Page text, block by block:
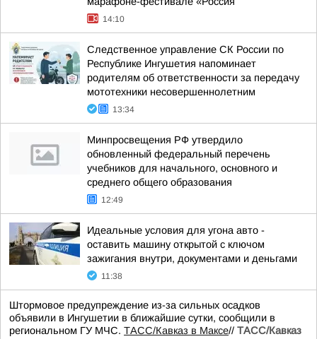
14:10
Следственное управление СК России по
Республике Ингушетия напоминает
родителям об ответственности за передачу
мототехники несовершеннолетним
13:34
Минпросвещения РФ утвердило
обновленный федеральный перечень
учебников для начального, основного и
среднего общего образования
12:49
Идеальные условия для угона авто -
оставить машину открытой с ключом
зажигания внутри, документами и деньгами
11:38
Штормовое предупреждение из-за сильных осадков
объявили в Ингушетии в ближайшие сутки, сообщили в
региональном ГУ МЧС. ТАСС/Кавказ в Максе// ТАСС/Кавказ